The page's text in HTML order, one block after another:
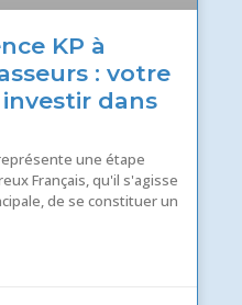
KP à
: votre
dans
une étape
Français, qu'il s'agisse
de se constituer un